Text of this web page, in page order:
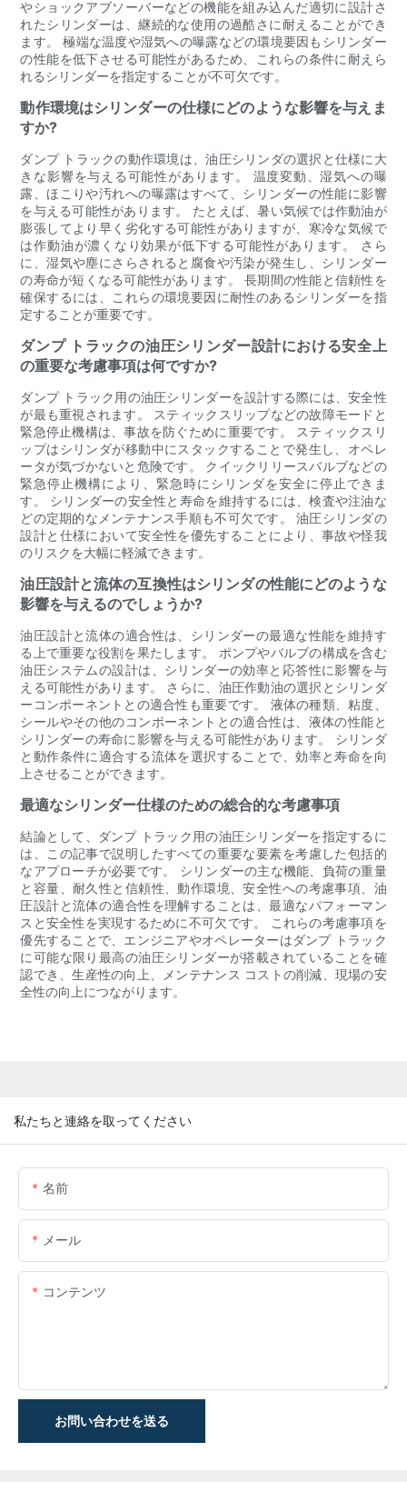
やショックアブソーバーなどの機能を組み込んだ適切に設計さ
れたシリンダーは、継続的な使用の過酷さに耐えることができ
ます。 極端な温度や湿気への曝露などの環境要因もシリンダー
の性能を低下させる可能性があるため、これらの条件に耐えら
れるシリンダーを指定することが不可欠です。
動作環境はシリンダーの仕様にどのような影響を与えま
すか?
ダンプ トラックの動作環境は、油圧シリンダの選択と仕様に大
きな影響を与える可能性があります。 温度変動、湿気への曝
露、ほこりや汚れへの曝露はすべて、シリンダーの性能に影響
を与える可能性があります。 たとえば、暑い気候では作動油が
膨張してより早く劣化する可能性がありますが、寒冷な気候で
は作動油が濃くなり効果が低下する可能性があります。 さら
に、湿気や塵にさらされると腐食や汚染が発生し、シリンダー
の寿命が短くなる可能性があります。 長期間の性能と信頼性を
確保するには、これらの環境要因に耐性のあるシリンダーを指
定することが重要です。
ダンプ トラックの油圧シリンダー設計における安全上
の重要な考慮事項は何ですか?
ダンプ トラック用の油圧シリンダーを設計する際には、安全性
が最も重視されます。 スティックスリップなどの故障モードと
緊急停止機構は、事故を防ぐために重要です。 スティックスリ
ップはシリンダが移動中にスタックすることで発生し、オペレ
ータが気づかないと危険です。 クイックリリースバルブなどの
緊急停止機構により、緊急時にシリンダを安全に停止できま
す。 シリンダーの安全性と寿命を維持するには、検査や注油な
どの定期的なメンテナンス手順も不可欠です。 油圧シリンダの
設計と仕様において安全性を優先することにより、事故や怪我
のリスクを大幅に軽減できます。
油圧設計と流体の互換性はシリンダの性能にどのような
影響を与えるのでしょうか?
油圧設計と流体の適合性は、シリンダーの最適な性能を維持す
る上で重要な役割を果たします。 ポンプやバルブの構成を含む
油圧システムの設計は、シリンダーの効率と応答性に影響を与
える可能性があります。 さらに、油圧作動油の選択とシリンダ
ーコンポーネントとの適合性も重要です。 液体の種類、粘度、
シールやその他のコンポーネントとの適合性は、液体の性能と
シリンダーの寿命に影響を与える可能性があります。 シリンダ
と動作条件に適合する流体を選択することで、効率と寿命を向
上させることができます。
最適なシリンダー仕様のための総合的な考慮事項
結論として、ダンプ トラック用の油圧シリンダーを指定するに
は、この記事で説明したすべての重要な要素を考慮した包括的
なアプローチが必要です。 シリンダーの主な機能、負荷の重量
と容量、耐久性と信頼性、動作環境、安全性への考慮事項、油
圧設計と流体の適合性を理解することは、最適なパフォーマン
スと安全性を実現するために不可欠です。 これらの考慮事項を
優先することで、エンジニアやオペレーターはダンプ トラック
に可能な限り最高の油圧シリンダーが搭載されていることを確
認でき、生産性の向上、メンテナンス コストの削減、現場の安
全性の向上につながります。
私たちと連絡を取ってください
名前
メール
コンテンツ
お問い合わせを送る